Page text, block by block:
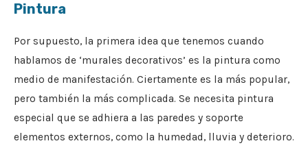
Pintura
Por supuesto, la primera idea que tenemos cuando
hablamos de ‘murales decorativos’ es la pintura como
medio de manifestación. Ciertamente es la más popular,
pero también la más complicada. Se necesita pintura
especial que se adhiera a las paredes y soporte
elementos externos, como la humedad, lluvia y deterioro.